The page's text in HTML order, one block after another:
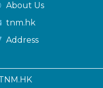
About Us
tnm.hk
Address